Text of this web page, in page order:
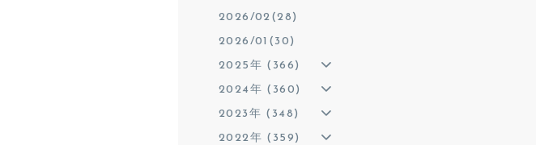
2026/02(28)
2026/01(30)
2025年 (366)
2024年 (360)
2023年 (348)
2022年 (359)